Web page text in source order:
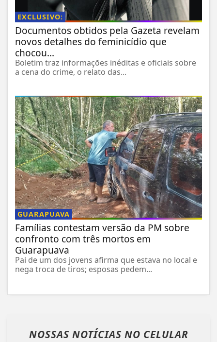
EXCLUSIVO:
Documentos obtidos pela Gazeta revelam
novos detalhes do feminicídio que
chocou...
Boletim traz informações inéditas e oficiais sobre
a cena do crime, o relato das...
GUARAPUAVA
Famílias contestam versão da PM sobre
confronto com três mortos em
Guarapuava
Pai de um dos jovens afirma que estava no local e
nega troca de tiros; esposas pedem...
NOSSAS NOTÍCIAS NO CELULAR